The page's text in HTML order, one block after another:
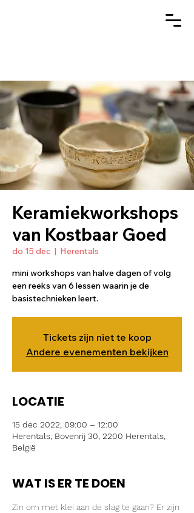
Keramiekworkshops
van Kostbaar Goed
do 15 dec
  |
Herentals
mini workshops van halve dagen of volg
een reeks van 6 lessen waarin je de
basistechnieken leert.
Tickets zijn niet te koop
Andere evenementen bekijken
LOCATIE
15 dec 2022, 09:00 – 12:00
Herentals, Bovenrij 30, 2200 Herentals,
België
WAT IS ER TE DOEN
Zin om met klei aan de slag te gaan? Er zijn